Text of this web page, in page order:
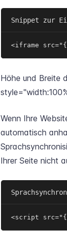
Snippet zur
<iframe
Höhe und Breite
Wenn Ihre
automatisch
Ihrer Seite nicht
<script